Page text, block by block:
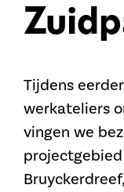
Tijdens
werkateliers
vingen we
projectgebied